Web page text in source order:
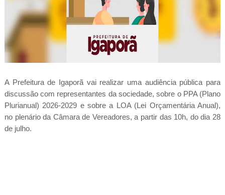
A Prefeitura de Igaporã vai realizar uma audiência pública para
discussão com representantes da sociedade, sobre o PPA (Plano
Plurianual) 2026-2029 e sobre a LOA (Lei Orçamentária Anual),
no plenário da Câmara de Vereadores, a partir das 10h, do dia 28
de julho.